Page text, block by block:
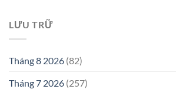
LƯU TRỮ
Tháng 8 2026 (82)
Tháng 7 2026 (257)